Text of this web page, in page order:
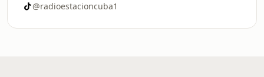
@radioestacioncuba1